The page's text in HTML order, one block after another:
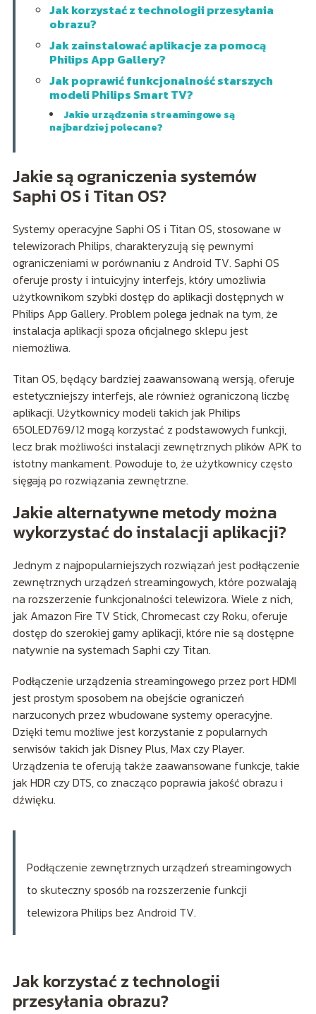
Jak korzystać z technologii przesyłania
obrazu?
Jak zainstalować aplikacje za pomocą
Philips App Gallery?
Jak poprawić funkcjonalność starszych
modeli Philips Smart TV?
Jakie urządzenia streamingowe są
najbardziej polecane?
Jakie są ograniczenia systemów
Saphi OS i Titan OS?
Systemy operacyjne Saphi OS i Titan OS, stosowane w
telewizorach Philips, charakteryzują się pewnymi
ograniczeniami w porównaniu z Android TV. Saphi OS
oferuje prosty i intuicyjny interfejs, który umożliwia
użytkownikom szybki dostęp do aplikacji dostępnych w
Philips App Gallery. Problem polega jednak na tym, że
instalacja aplikacji spoza oficjalnego sklepu jest
niemożliwa.
Titan OS, będący bardziej zaawansowaną wersją, oferuje
estetyczniejszy interfejs, ale również ograniczoną liczbę
aplikacji. Użytkownicy modeli takich jak Philips
65OLED769/12 mogą korzystać z podstawowych funkcji,
lecz brak możliwości instalacji zewnętrznych plików APK to
istotny mankament. Powoduje to, że użytkownicy często
sięgają po rozwiązania zewnętrzne.
Jakie alternatywne metody można
wykorzystać do instalacji aplikacji?
Jednym z najpopularniejszych rozwiązań jest podłączenie
zewnętrznych urządzeń streamingowych, które pozwalają
na rozszerzenie funkcjonalności telewizora. Wiele z nich,
jak Amazon Fire TV Stick, Chromecast czy Roku, oferuje
dostęp do szerokiej gamy aplikacji, które nie są dostępne
natywnie na systemach Saphi czy Titan.
Podłączenie urządzenia streamingowego przez port HDMI
jest prostym sposobem na obejście ograniczeń
narzuconych przez wbudowane systemy operacyjne.
Dzięki temu możliwe jest korzystanie z popularnych
serwisów takich jak Disney Plus, Max czy Player.
Urządzenia te oferują także zaawansowane funkcje, takie
jak HDR czy DTS, co znacząco poprawia jakość obrazu i
dźwięku.
Podłączenie zewnętrznych urządzeń streamingowych
to skuteczny sposób na rozszerzenie funkcji
telewizora Philips bez Android TV.
Jak korzystać z technologii
przesyłania obrazu?